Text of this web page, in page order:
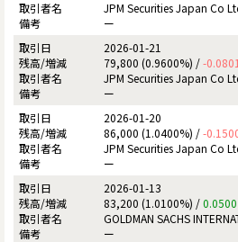
JPM Securities Japan Co
ー
2026-01-21
79,800 (0.9600%) /-0.0801
JPM Securities Japan Co
ー
2026-01-20
86,000 (1.0400%) /-
JPM Securities Japan Co
ー
2026-01-13
83,200 (1.0100%) /0.0500
GOLDMAN SACHS
ー